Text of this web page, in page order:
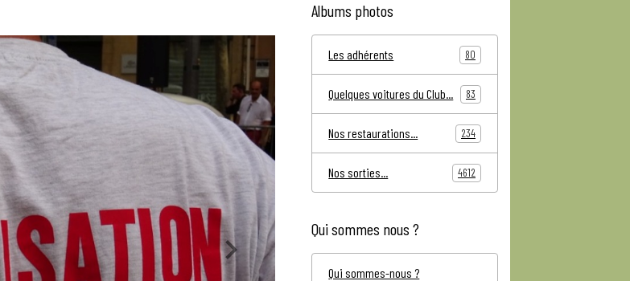
Albums photos
Les adhérents 80
Quelques voitures du Club... 83
Nos restaurations... 234
Nos sorties... 4612
Qui sommes nous ?
Qui sommes-nous ?